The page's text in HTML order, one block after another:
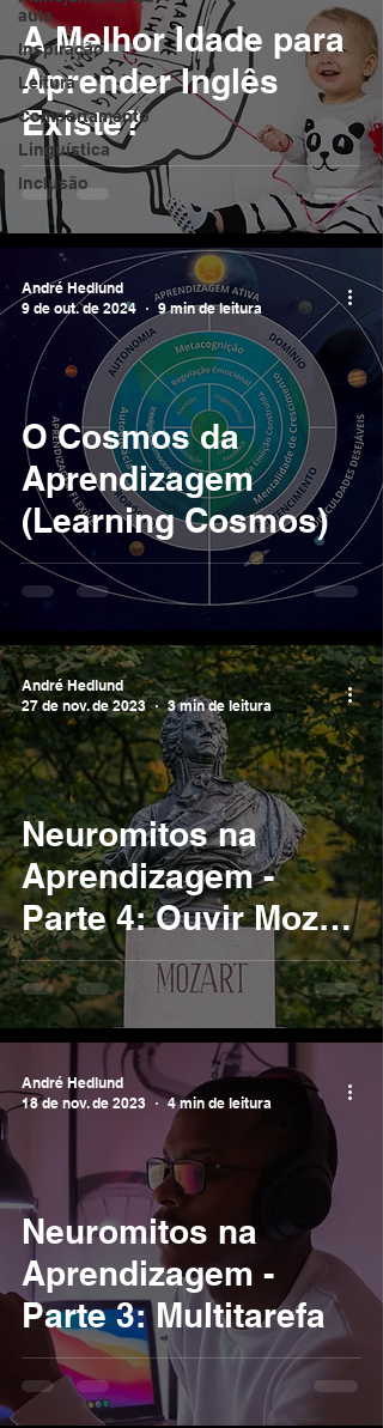
aula
Inspiração
Leitura
Comportamento
Linguística
Inclusão
A Melhor Idade para
Aprender Inglês
Existe?
O Cosmos da
Aprendizagem
(Learning Cosmos)
André Hedlund
9 de out. de 2024
9 min de leitura
Neuromitos na
Aprendizagem -
Parte 4: Ouvir Mozart
melhora a
Inteligência?
André Hedlund
27 de nov. de 2023
3 min de leitura
Neuromitos na
Aprendizagem -
Parte 3: Multitarefa
André Hedlund
18 de nov. de 2023
4 min de leitura